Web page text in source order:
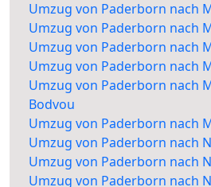
Umzug von Paderborn nach
Umzug von Paderborn nach
Umzug von Paderborn nach
Umzug von Paderborn nach
Umzug von Paderborn nach
Bodvou
Umzug von Paderborn nach
Umzug von Paderborn nach
Umzug von Paderborn nach
Umzug von Paderborn nach